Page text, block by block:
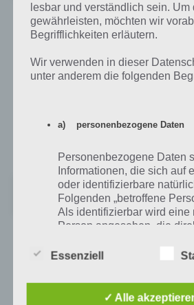
Dots für iPhone, iPad und
iTunes App Store
Auch im iTunes App Store steht Dots
und iPod Touch zum kostenlosen
‎Dots: A Game About
Preis:Kostenlos+
Tweet auf Twitter
lesbar und verständlich sein. Um
gewährleisten, möchten wir
Begrifflichkeiten erläutern.
Wir verwenden in dieser
unter anderem die folgenden
a) personenbezogene Daten
Personenbezogene Daten
Informationen, die sich auf
oder identifizierbare
Folgenden „betroffene
Als identifizierbar wird eine
Person angesehen, die
Kennung wie einem
Online-Kennung oder zu
mehreren besonderen
Essenziell
✓ Alle